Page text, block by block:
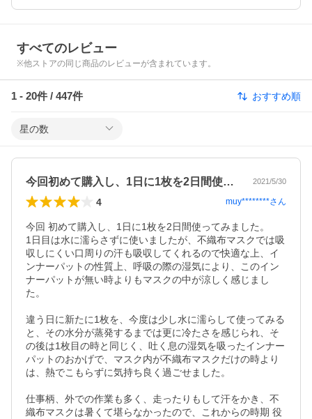
すべてのレビュー
※他ストアの同じ商品のレビューが含まれています。
1 - 20件 / 447件 おすすめ順
星の数
今回初めて購入し、1日に1枚を2日間使… 2021/5/30
4 muy********さん
今回 初めて購入し、1日に1枚を2日間使ってみました。
1日目は水に濡らさずに使いましたが、不織布マスクでは吸
収しにくい口周りの汗も吸収してくれるので快適な上、イ
ンナーパットの性質上、呼吸の際の湿気により、このイン
ナーパットが無い時よりもマスクの中が涼しく感じまし
た。
違う日に新たに1枚を、今度は少し水に濡らして使ってみる
と、その水分が蒸発するまでは更に冷たさを感じられ、そ
の後は1枚目の時と同じく、吐く息の湿気を吸ったインナー
パットのおかげで、マスク内が不織布マスクだけの時より
は、熱でこもらずに気持ち良く過ごせました。
仕事柄、外での作業も多く、走ったりもして汗をかき、不
織布マスクは暑くて堪らなかったので、これからの時期 役